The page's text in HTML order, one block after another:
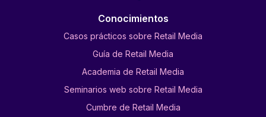
Conocimientos
Casos prácticos sobre Retail Media
Guía de Retail Media
Academia de Retail Media
Seminarios web sobre Retail Media
Cumbre de Retail Media